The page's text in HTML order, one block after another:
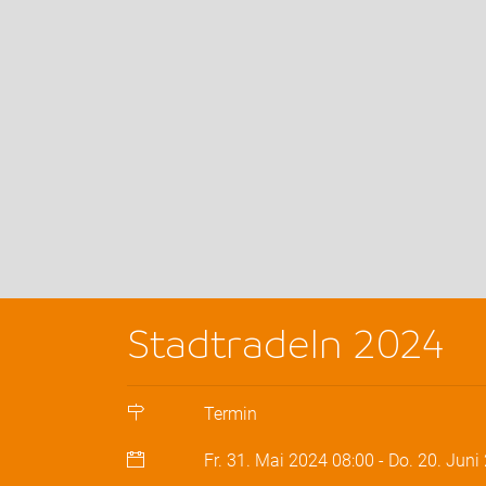
Stadtradeln 2024
Termin
Fr. 31. Mai 2024 08:00 - Do. 20. Juni